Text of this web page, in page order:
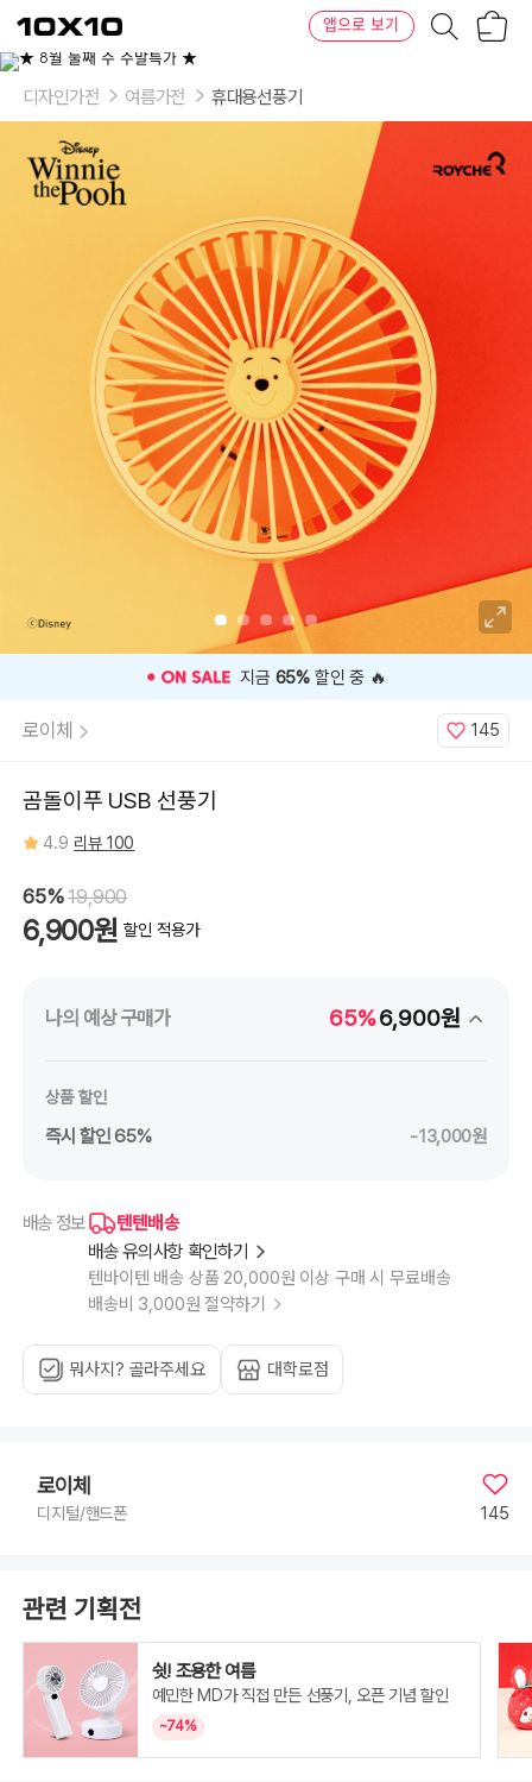
텐
바
텐
앱으로 보기
디자인가전 여름가전 휴대용선풍기
⭐️ 고객 평점 4.9인기 상품 ⭐️
로이체 145
곰돌이푸 USB 선풍기
4.9 리뷰 100
65%19,900
6,900원 할인 적용가
나의 예상 구매가 65%6,900원
상품 할인
즉시 할인 65% -13,000원
배송 정보
텐텐배송
배송 유의사항 확인하기
텐바이텐 배송 상품 20,000원 이상 구매 시 무료배송
배송비 3,000원 절약하기
뭐사지? 골라주세요 대학로점
로이체
디지털/핸드폰 145
관련 기획전
쉿! 조용한 여름
예민한 MD가 직접 만든 선풍기, 오픈 기념 할인
~74%